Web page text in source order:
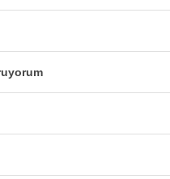
Pitbull